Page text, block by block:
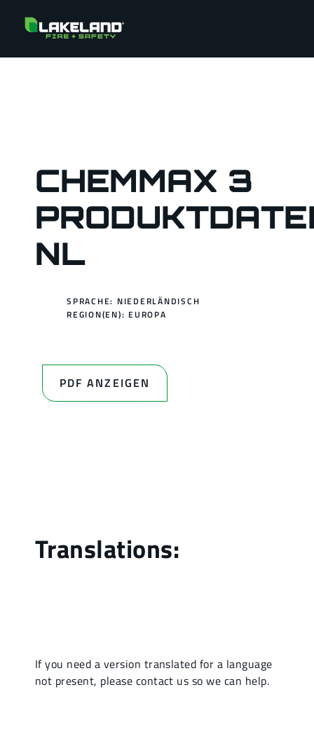
CHEMMAX 3
NL
SPRACHE: NIEDERLÄNDISCH
REGION(EN): EUROPA
PDF ANZEIGEN